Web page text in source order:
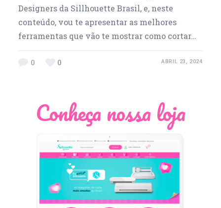
Designers da Sillhouette Brasil, e, neste
conteúdo, vou te apresentar as melhores
ferramentas que vão te mostrar como cortar…
0 0 ABRIL 23, 2024
Conheça nossa loja
Léia Pastori